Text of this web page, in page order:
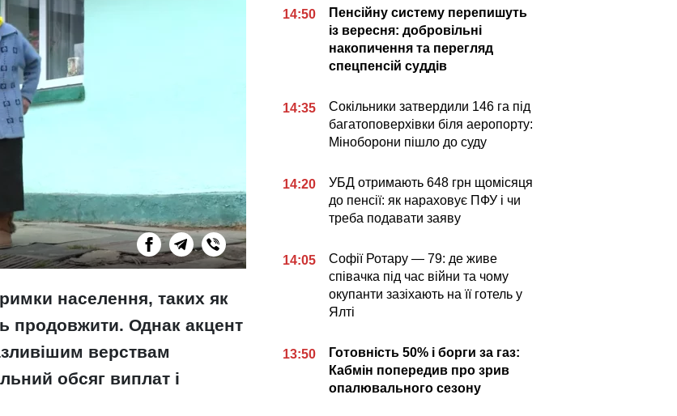
населення, таких як
продовжити. Однак акцент
верствам
обсяг виплат і
14:50
Пенсійну систему перепишуть
із вересня: добровільні
накопичення та перегляд
спецпенсій суддів
14:35
Сокільники затвердили 146 га під
багатоповерхівки біля аеропорту:
Міноборони пішло до суду
14:20
УБД отримають 648 грн щомісяця
до пенсії: як нараховує ПФУ і чи
треба подавати заяву
14:05
Софії Ротару — 79: де живе
співачка під час війни та чому
окупанти зазіхають на її готель у
Ялті
13:50
Готовність 50% і борги за газ:
Кабмін попередив про зрив
опалювального сезону